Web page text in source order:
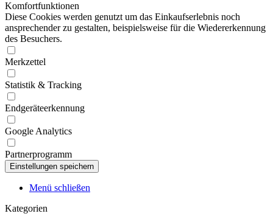
Komfortfunktionen
Diese Cookies werden genutzt um das Einkaufserlebnis noch
ansprechender zu gestalten, beispielsweise für die Wiedererkennung
des Besuchers.
Merkzettel
Statistik & Tracking
Endgeräteerkennung
Google Analytics
Partnerprogramm
Menü schließen
Kategorien